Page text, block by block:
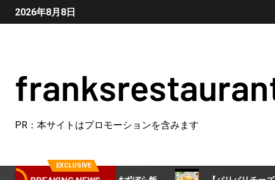
2026年8月8日
PR：本サイトはプロモーションを含みます
EXCLUSIVE